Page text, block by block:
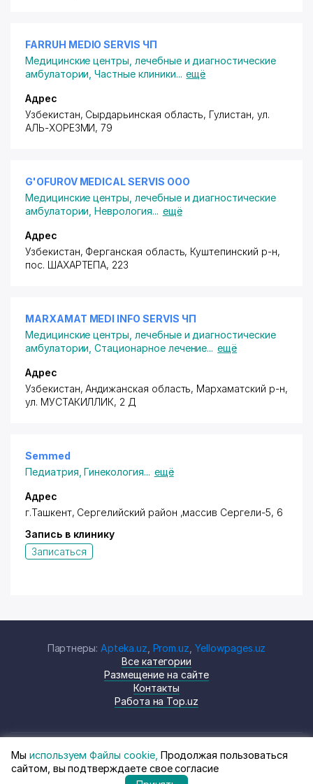
FARRUH MEDIO SERVIS ЧП
Медицинские центры, лечебные и диагностические
амбулатории ,Частные клиники... ещё
Адрес
Узбекистан, Сырдарьинская область, Гулистан, ул.
АЛЬ-ХОРЕЗМИ, 79
G'OFUROV MEDICAL SERVIS ООО
Медицинские центры, лечебные и диагностические
амбулатории ,Неврология... ещё
Адрес
Узбекистан, Ферганская область, Куштепинский р-н,
пос. ШАХАРТЕПА, 223
MARXAMAT MEDI INFO SERVIS ЧП
Медицинские центры, лечебные и диагностические
амбулатории ,Стационарное лечение... ещё
Адрес
Узбекистан, Андижанская область, Мархаматский р-н,
ул. МУСТАКИЛЛИК, 2 Д
Semmed
Педиатрия ,Гинекология... ещё
Адрес
г.Ташкент, Сергелийский район ,массив Сергели-5, 6
Запись в клинику
Записаться
Партнеры: Apteka.uz Prom.uz ,Yellowpages.uz
Все категории
Размещение на сайте
Контакты
Работа на Top.uz
© Top.uz, 2024 Каталог компаний
Узбекистана
Политика
конфиденциальности
Мы используем Файлы cookie, Продолжая пользоваться
сайтом, вы подтверждаете свое согласие